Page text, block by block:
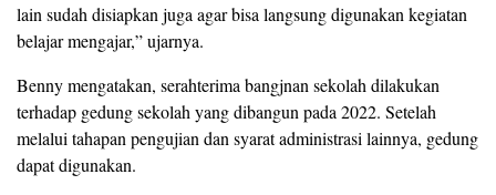
lain sudah disiapkan juga agar bisa langsung digunakan kegiatan
belajar mengajar,” ujarnya.
Benny mengatakan, serahterima bangjnan sekolah dilakukan
terhadap gedung sekolah yang dibangun pada 2022. Setelah
melalui tahapan pengujian dan syarat administrasi lainnya, gedung
dapat digunakan.